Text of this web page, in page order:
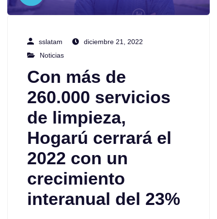
sslatam
diciembre 21, 2022
Noticias
Con más de
260.000 servicios
de limpieza,
Hogarú cerrará el
2022 con un
crecimiento
interanual del 23%